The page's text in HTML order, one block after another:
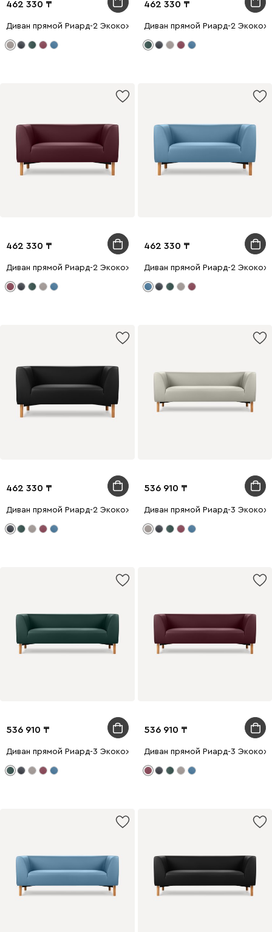
462 330
Диван прямой Риард-2 Экокожа Бежевый
462 330
Диван прямой Риард-2
462 330
Диван прямой Риард-2 Экокожа Бордовый
462 330
Диван прямой Риард-2
462 330
Диван прямой Риард-2 Экокожа Черный
536 910
Диван прямой Риард-3
536 910
Диван прямой Риард-3 Экокожа Зеленый
536 910
Диван прямой Риард-3